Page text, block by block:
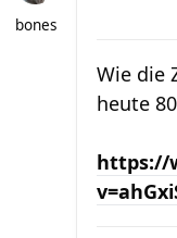
bones
Wie die
heute
https://